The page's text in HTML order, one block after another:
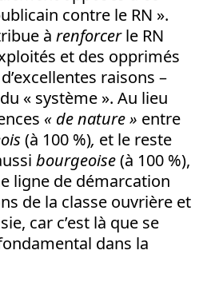
contre le RN ».
à renforcerle RN
et des opprimés
raisons –
« système ». Au lieu
« de nature » entre
(à 100 %), et le reste
bourgeoise(à 100 %),
ligne de démarcation
de la classe ouvrière et
car c’est là que se
dans la